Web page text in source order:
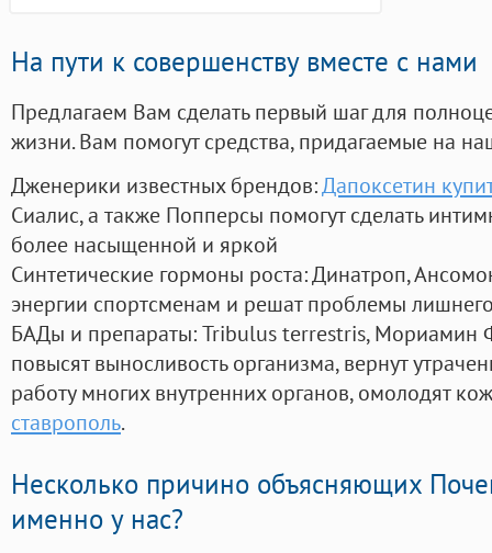
На пути к совершенству вместе с нами
Предлагаем Вам сделать первый шаг для
жизни. Вам помогут средства, придагаемые на
Дженерики известных брендов:Дапоксетин
Сиалис, а также Попперсы помогут сделать
более насыщенной и яркой
Синтетические гормоны роста: Динатроп,
энергии спортсменам и решат проблемы
БАДы и препараты:Tribulus terrestris, Мориамин
повысят выносливость организма, вернут
работу многих внутренних органов, омолодят
ставрополь.
Несколько причино объясняющих
именно у нас?